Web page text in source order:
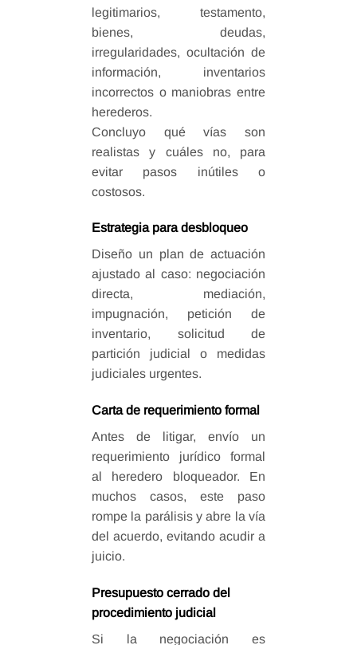
legitimarios, testamento,
bienes, deudas,
irregularidades, ocultación de
información, inventarios
incorrectos o maniobras entre
herederos.
Concluyo qué vías son
realistas y cuáles no, para
evitar pasos inútiles o
costosos.
Estrategia para desbloqueo
Diseño un plan de actuación
ajustado al caso: negociación
directa, mediación,
impugnación, petición de
inventario, solicitud de
partición judicial o medidas
judiciales urgentes.
Carta de requerimiento formal
Antes de litigar, envío un
requerimiento jurídico formal
al heredero bloqueador. En
muchos casos, este paso
rompe la parálisis y abre la vía
del acuerdo, evitando acudir a
juicio.
Presupuesto cerrado del
procedimiento judicial
Si la negociación es